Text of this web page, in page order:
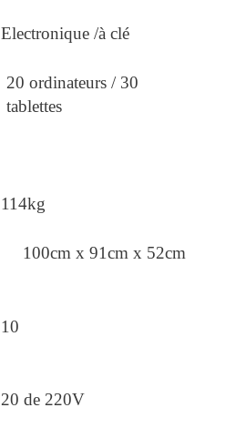
Electronique /à clé
20 ordinateurs / 30
tablettes
114kg
100cm x 91cm x 52cm
10
20 de 220V